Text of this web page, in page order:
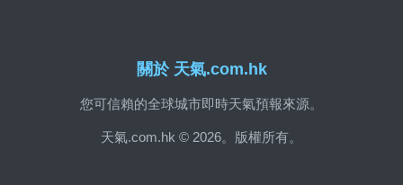
關於 天氣.com.hk
您可信賴的全球城市即時天氣預報來源。
天氣.com.hk © 2026。版權所有。